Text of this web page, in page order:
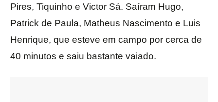
Pires, Tiquinho e Victor Sá. Saíram Hugo,
Patrick de Paula, Matheus Nascimento e Luis
Henrique, que esteve em campo por cerca de
40 minutos e saiu bastante vaiado.